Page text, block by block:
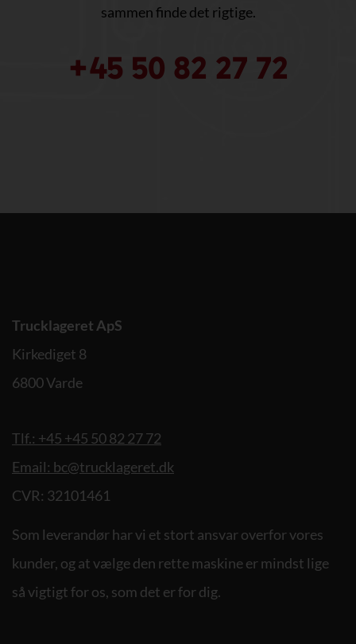
sammen finde det rigtige.
+45 50 82 27 72
Trucklageret ApS
Kirkediget 8
6800 Varde
Tlf.: +45 +45 50 82 27 72
Email: bc@trucklageret.dk
CVR: 32101461
Som leverandør har vi et stort ansvar overfor vores
kunder, og at vælge den rette maskine er mindst lige
så vigtigt for os, som det er for dig.